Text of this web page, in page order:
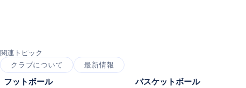
関連トピック
クラブについて
最新情報
フットボール バスケットボール